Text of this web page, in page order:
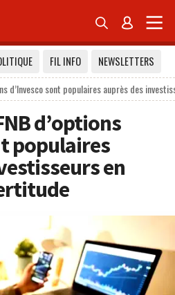
 
FIL INFO
NEWSLETTERS
d’Invesco sont populaires auprès des
d’options
populaires
en